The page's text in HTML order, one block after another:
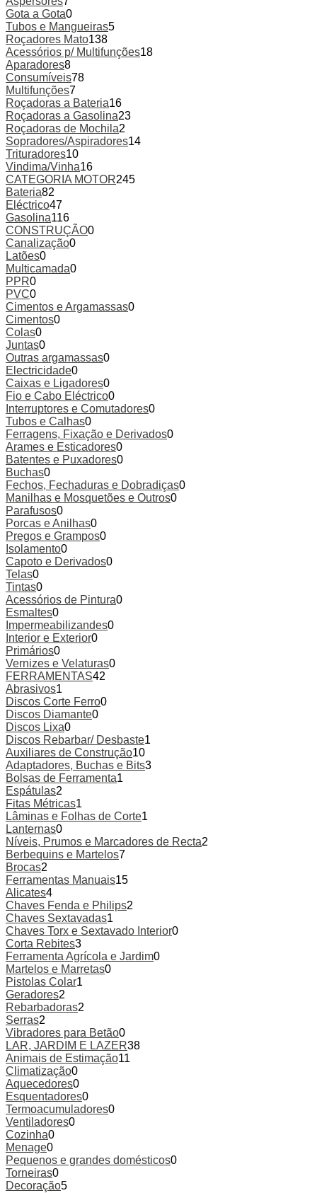
Gota a Gota0
Tubos e Mangueiras5
Roçadores Mato138
Acessórios p/ Multifunções18
Aparadores8
Consumíveis78
Multifunções7
Roçadoras a Bateria16
Roçadoras a Gasolina23
Roçadoras de Mochila2
Sopradores/Aspiradores14
Trituradores10
Vindima/Vinha16
CATEGORIA MOTOR245
Bateria82
Eléctrico47
Gasolina116
CONSTRUÇÃO0
Canalização0
Latões0
Multicamada0
PPR0
PVC0
Cimentos e Argamassas0
Cimentos0
Colas0
Juntas0
Outras argamassas0
Electricidade0
Caixas e Ligadores0
Fio e Cabo Eléctrico0
Interruptores e Comutadores0
Tubos e Calhas0
Ferragens, Fixação e Derivados0
Arames e Esticadores0
Batentes e Puxadores0
Buchas0
Fechos, Fechaduras e Dobradiças0
Manilhas e Mosquetões e Outros0
Parafusos0
Porcas e Anilhas0
Pregos e Grampos0
Isolamento0
Capoto e Derivados0
Telas0
Tintas0
Acessórios de Pintura0
Esmaltes0
Impermeabilizandes0
Interior e Exterior0
Primários0
Vernizes e Velaturas0
FERRAMENTAS42
Abrasivos1
Discos Corte Ferro0
Discos Diamante0
Discos Lixa0
Discos Rebarbar/ Desbaste1
Auxiliares de Construção10
Adaptadores, Buchas e Bits3
Bolsas de Ferramenta1
Espátulas2
Fitas Métricas1
Lâminas e Folhas de Corte1
Lanternas0
Níveis, Prumos e Marcadores de Recta2
Berbequins e Martelos7
Brocas2
Ferramentas Manuais15
Alicates4
Chaves Fenda e Philips2
Chaves Sextavadas1
Chaves Torx e Sextavado Interior0
Corta Rebites3
Ferramenta Agrícola e Jardim0
Martelos e Marretas0
Pistolas Colar1
Geradores2
Rebarbadoras2
Serras2
Vibradores para Betão0
LAR, JARDIM E LAZER38
Animais de Estimação11
Climatização0
Aquecedores0
Esquentadores0
Termoacumuladores0
Ventiladores0
Cozinha0
Menage0
Pequenos e grandes domésticos0
Torneiras0
Decoração5